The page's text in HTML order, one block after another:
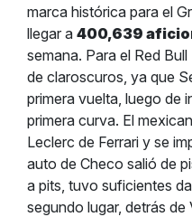
marca histórica para el
llegar a 400,639
semana. Para el Red
de claroscuros, ya que
primera vuelta, luego de
primera curva. El
Leclerc de Ferrari y se
auto de Checo salió de
a pits, tuvo suficientes
segundo lugar, detrás